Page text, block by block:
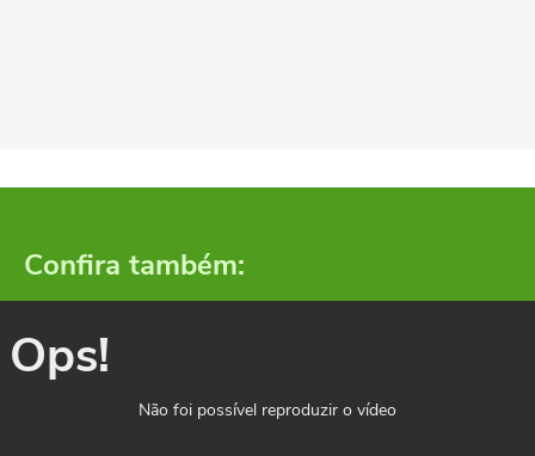
Confira também:
Ops!
Não foi possível reproduzir o vídeo